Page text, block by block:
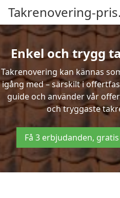
Takrenovering-
Enkel och trygg
Takrenovering kan kännas
igång med – särskilt i
guide och använder vår
och tryggaste
Få 3 erbjudanden,